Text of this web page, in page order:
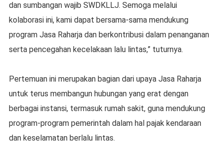
dan sumbangan wajib SWDKLLJ. Semoga melalui
kolaborasi ini, kami dapat bersama-sama mendukung
program Jasa Raharja dan berkontribusi dalam penanganan
serta pencegahan kecelakaan lalu lintas,” tuturnya.
Pertemuan ini merupakan bagian dari upaya Jasa Raharja
untuk terus membangun hubungan yang erat dengan
berbagai instansi, termasuk rumah sakit, guna mendukung
program-program pemerintah dalam hal pajak kendaraan
dan keselamatan berlalu lintas.